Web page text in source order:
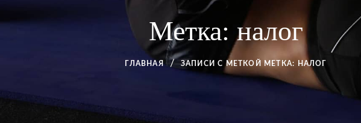
Метка:налог
ГЛАВНАЯ ЗАПИСИ С МЕТКОЙ МЕТКА: НАЛОГ